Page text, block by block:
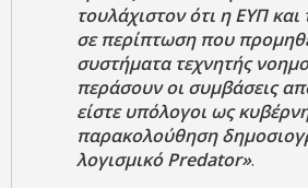
τουλάχιστον ότι η ΕΥΠ
σε περίπτωση που
συστήματα τεχνητής
περάσουν οι συμβάσεις
είστε υπόλογοι ως
παρακολούθηση
λογισμικό Predator».